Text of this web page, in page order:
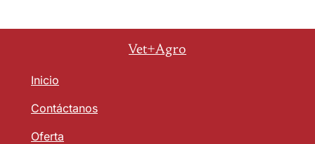
Vet+Agro
Inicio
Contáctanos
Oferta